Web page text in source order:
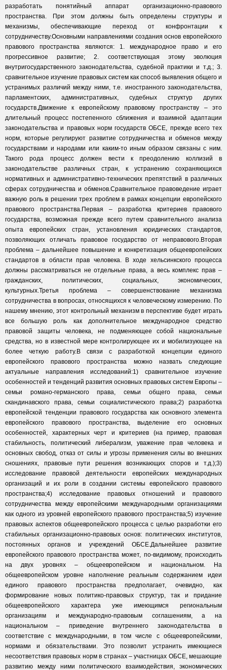
разработать понятийный аппарат организационно-правового
пространства. При этом должны быть определены структуры и
механизмы, обеспечивающие переход от конфронтации к
сотрудничеству.Основными направлениями создания основ европейского
правового пространства являются: 1. международное право и его
прогрессивное развитие; 2. соответствующая этому эволюция
внутригосударственного законодательства, судебной практики и т.д.; 3.
сравнительное изучение правовых систем как способ выявления общего и
устранимых различий между ними, т.е. иностранного законодательства,
парламентских, административных, судебных структур других
государств.Движение к европейскому правовому пространству – это
длительный процесс постепенного сближения и взаимной адаптации
законодательства и правовых норм государств ОБСЕ, прежде всего тех
норм, которые регулируют развитие сотрудничества и обменов между
государствами и народами или каким-то иным образом связаны с ним.
Такого рода процесс должен вести к преодолению коллизий в
законодательстве различных стран, к устранению сохраняющихся
нормативных и административно-технических препятствий в различных
сферах сотрудничества и обменов.Сравнительное правоведение играет
важную роль в решении трех проблем в рамках концепции европейского
правового пространства.Первая – разработка критериев правового
государства, возможная прежде всего путем сравнительного анализа
опыта европейских стран, установления юридических стандартов,
позволяющих отличать правовое государство от неправового.Вторая
проблема – дальнейшее повышение и конкретизация общеевропейских
стандартов в области прав человека. В ходе хельсинкского процесса
должны рассматриваться не отдельные права, а весь комплекс прав –
гражданских, политических, социальных, экономических,
культурных.Третья проблема – совершенствование механизма
сотрудничества в вопросах, относящихся к человеческому измерению. По
нашему мнению, этот контрольный механизм в перспективе будет играть
все большую роль как дополнительное международное средство
правовой защиты человека, не подменяющее собой национальные
средства, но в известной мере контролирующее их и мобилизующее на
более четкую работу.В связи с разработкой концепции единого
европейского правового пространства можно назвать следующие
актуальные направления исследований:1) сравнительное изучение
особенностей и тенденций развития основных правовых систем Европы –
семьи романо-германского права, семьи общего права, семьи
скандинавского права, семьи социалистического права;2) разработка
европейской тенденции правового государства как основного элемента
европейского правового пространства, выделение его основных
особенностей, характерных черт и критериев (на пример, правовая
стабильность, политический либерализм, уважение прав человека и
основных свобод, отказ от силы и угрозы применения силы во внешних
сношениях, правовые пути решения возникающих споров и т.д.);3)
исследование правовой деятельности европейских международных
организаций и их роли в создании системы европейского правового
пространства;4) исследование правовых отношений и правового
сотрудничества между европейскими международными организациями
как одного из уровней европейского правового пространства;5) изучение
правовых аспектов общеевропейского процесса с целью разработки его
стабильных организационно-правовых основ: политических институтов,
постоянных органов и учреждений ОБСЕ.Дальнейшее развитие
европейского правового пространства может, по-видимому, происходить
на двух уровнях – общеевропейском и национальном. На
общеевропейском уровне наполнение реальным содержанием идеи
единого правового пространства предполагает, очевидно, как
формирование новых политико-правовых структур, так и придание
общеевропейского характера уже имеющимся региональным
организациям и международно-правовым соглашениям, а на
национальном – приведение внутреннего законодательства в
соответствие с международными, в том числе с общеевропейскими,
нормами и обязательствами. Это позволит устранить имеющиеся
несоответствия правовых норм в странах – участницах ОБСЕ, мешающие
развитию между ними политического взаимодействия, экономических